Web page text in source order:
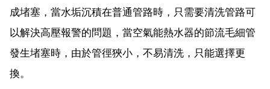
成堵塞，當水垢沉積在普通管路時，只需要清洗管路可
以解決高壓報警的問題，當空氣能熱水器的節流毛細管
發生堵塞時，由於管徑狹小，不易清洗，只能選擇更
換。